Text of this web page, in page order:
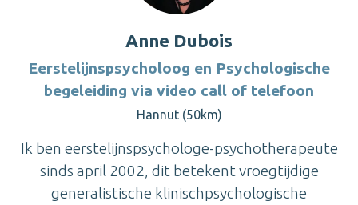
Anne Dubois
Eerstelijnspsycholoog en Psychologische
begeleiding via video call of telefoon
Hannut (50km)
Ik ben eerstelijnspsychologe-psychotherapeute
sinds april 2002, dit betekent vroegtijdige
generalistische klinischpsychologische